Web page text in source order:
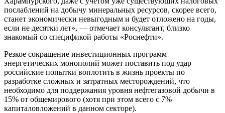
послаблений на добычу минеральных ресурсов, скорее всего,
станет экономически невыгодным и будет отложено на годы,
если не десятки лет», — отмечает консультант, близко
знакомый со спецификой работы «Роснефти».
Резкое сокращение инвестиционных программ
энергетических монополий может поставить под удар
российские попытки воплотить в жизнь проекты по
разработке сложных и затратных месторождений, что
необходимо для поддержания уровня нефтегазовой добычи в
15% от общемирового (хотя при этом всего с 7%
капиталовложений в данном секторе).